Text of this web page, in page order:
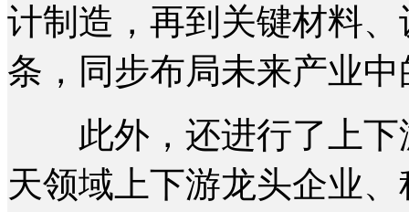
计制造，再到关键材料
条，同步布局未来产业
此外，还进行了上下
天领域上下游龙头企业